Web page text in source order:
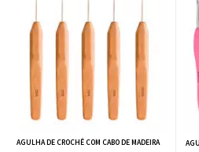
AGULHA DE CROCHÊ COM CABO DE MADEIRA